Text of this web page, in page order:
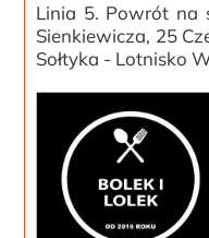
Linia 5. Powrót na
Sienkiewicza, 25
Sołtyka - Lotnisko